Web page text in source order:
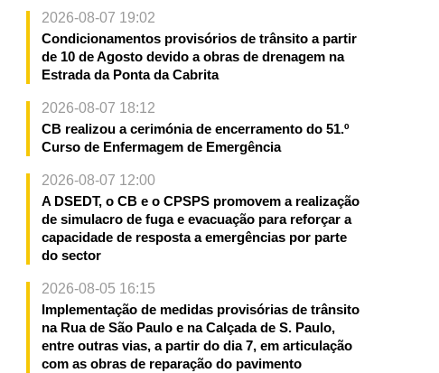
2026-08-07 19:02
Condicionamentos provisórios de trânsito a partir
de 10 de Agosto devido a obras de drenagem na
Estrada da Ponta da Cabrita
2026-08-07 18:12
CB realizou a cerimónia de encerramento do 51.º
Curso de Enfermagem de Emergência
2026-08-07 12:00
A DSEDT, o CB e o CPSPS promovem a realização
de simulacro de fuga e evacuação para reforçar a
capacidade de resposta a emergências por parte
do sector
2026-08-05 16:15
Implementação de medidas provisórias de trânsito
na Rua de São Paulo e na Calçada de S. Paulo,
entre outras vias, a partir do dia 7, em articulação
com as obras de reparação do pavimento